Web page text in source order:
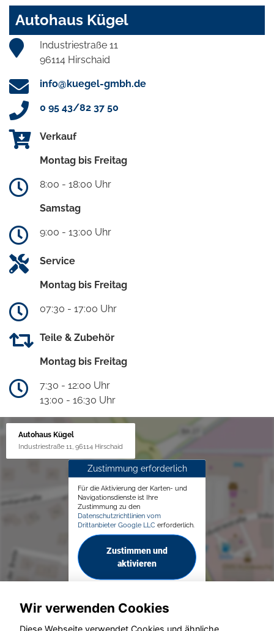
Autohaus Kügel
Industriestraße 11
96114 Hirschaid
info@kuegel-gmbh.de
0 95 43/82 37 50
Verkauf
Montag bis Freitag
8:00 - 18:00 Uhr
Samstag
9:00 - 13:00 Uhr
Service
Montag bis Freitag
07:30 - 17:00 Uhr
Teile & Zubehör
Montag bis Freitag
7:30 - 12:00 Uhr
13:00 - 16:30 Uhr
Autohaus Kügel
Industriestraße 11, 96114 Hirschaid
Zustimmung erforderlich
Für die Aktivierung der Karten- und
Navigationsdienste ist Ihre
Zustimmung zu den
Datenschutzrichtlinien vom
Drittanbieter Google LLC erforderlich.
Zustimmen und
aktivieren
Wir verwenden Cookies
Diese Webseite verwendet Cookies und ähnliche